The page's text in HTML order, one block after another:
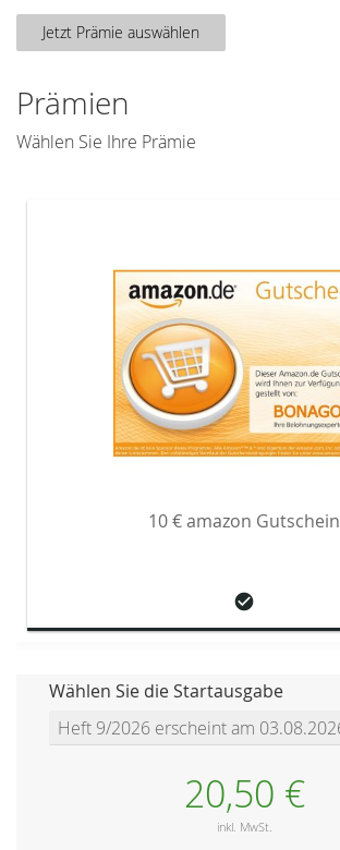
Jetzt Prämie auswählen
Prämien
Wählen Sie Ihre Prämie
10 € amazon Gutschein
Wählen Sie die Startausgabe
20,50 €
inkl. MwSt.